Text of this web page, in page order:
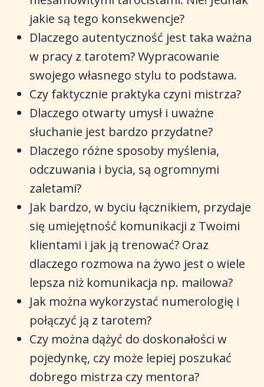
jakie są tego konsekwencje?
Dlaczego autentyczność jest taka ważna
w pracy z tarotem? Wypracowanie
swojego własnego stylu to podstawa.
Czy faktycznie praktyka czyni mistrza?
Dlaczego otwarty umysł i uważne
słuchanie jest bardzo przydatne?
Dlaczego różne sposoby myślenia,
odczuwania i bycia, są ogromnymi
zaletami?
Jak bardzo, w byciu łącznikiem, przydaje
się umiejętność komunikacji z Twoimi
klientami i jak ją trenować? Oraz
dlaczego rozmowa na żywo jest o wiele
lepsza niż komunikacja np. mailowa?
Jak można wykorzystać numerologię i
połączyć ją z tarotem?
Czy można dążyć do doskonałości w
pojedynkę, czy może lepiej poszukać
dobrego mistrza czy mentora?